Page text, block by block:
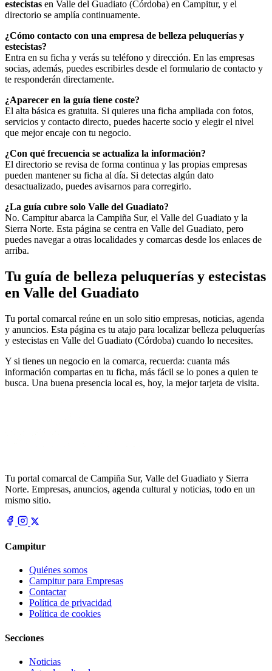
estecistas en Valle del Guadiato (Córdoba) en Campitur, y el
directorio se amplía continuamente.
¿Cómo contacto con una empresa de belleza peluquerías y
estecistas?
Entra en su ficha y verás su teléfono y dirección. En las empresas
socias, además, puedes escribirles desde el formulario de contacto y
te responderán directamente.
¿Aparecer en la guía tiene coste?
El alta básica es gratuita. Si quieres una ficha ampliada con fotos,
servicios y contacto directo, puedes hacerte socio y elegir el nivel
que mejor encaje con tu negocio.
¿Con qué frecuencia se actualiza la información?
El directorio se revisa de forma continua y las propias empresas
pueden mantener su ficha al día. Si detectas algún dato
desactualizado, puedes avisarnos para corregirlo.
¿La guía cubre solo Valle del Guadiato?
No. Campitur abarca la Campiña Sur, el Valle del Guadiato y la
Sierra Norte. Esta página se centra en Valle del Guadiato, pero
puedes navegar a otras localidades y comarcas desde los enlaces de
arriba.
Tu guía de belleza peluquerías y estecistas
en Valle del Guadiato
Tu portal comarcal reúne en un solo sitio empresas, noticias, agenda
y anuncios. Esta página es tu atajo para localizar belleza peluquerías
y estecistas en Valle del Guadiato (Córdoba) cuando lo necesites.
Y si tienes un negocio en la comarca, recuerda: cuanta más
información compartas en tu ficha, más fácil se lo pones a quien te
busca. Una buena presencia local es, hoy, la mejor tarjeta de visita.
Tu portal comarcal de Campiña Sur, Valle del Guadiato y Sierra
Norte. Empresas, anuncios, agenda cultural y noticias, todo en un
mismo sitio.
Campitur
Quiénes somos
Campitur para Empresas
Contactar
Política de privacidad
Política de cookies
Secciones
Noticias